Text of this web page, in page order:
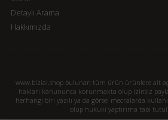
Detaylı Arama
Hakkımızda
www.bizial.shop bulunan tüm ürün ürünlere ait
hakları kanununca korunmakta olup izinsiz
herhangi biri yazılı ya da görsel mecralarda
olup hukuki yaptırıma tabi